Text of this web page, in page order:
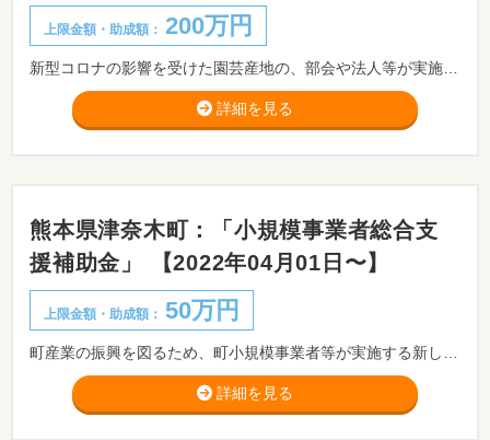
上限金額・助成額： 200万円
詳細を見る
熊本県津奈木町：「小規模事業者総合支
援補助金」 【2022年04月01日〜】
上限金額・助成額： 50万円
詳細を見る